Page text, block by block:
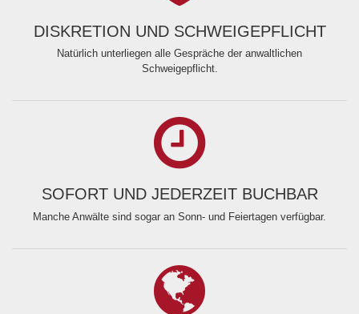
DISKRETION UND SCHWEIGEPFLICHT
Natürlich unterliegen alle Gespräche der anwaltlichen
Schweigepflicht.
SOFORT UND JEDERZEIT BUCHBAR
Manche Anwälte sind sogar an Sonn- und Feiertagen verfügbar.